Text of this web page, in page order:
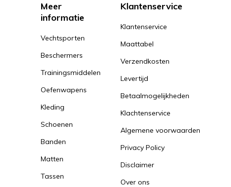
Meer
informatie
Vechtsporten
Beschermers
Trainingsmiddelen
Oefenwapens
Kleding
Schoenen
Banden
Matten
Tassen
Klantenservice
Klantenservice
Maattabel
Verzendkosten
Levertijd
Betaalmogelijkheden
Klachtenservice
Algemene voorwaarden
Privacy Policy
Disclaimer
Over ons